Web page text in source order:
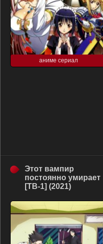
аниме сериал
Этот вампир
постоянно умирает
[ТВ-1] (2021)